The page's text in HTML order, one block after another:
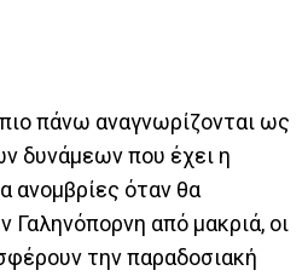
πάνω αναγνωρίζονται ως
δυνάμεων που έχει η
ανομβρίες όταν θα
Γαληνόπορνη από μακριά, οι
την παραδοσιακή